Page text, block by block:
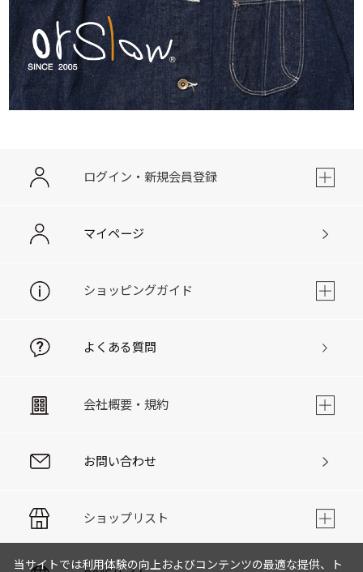
ログイン・新規会員登録
マイページ
ショッピングガイド
よくある質問
会社概要・規約
お問い合わせ
ショップリスト
当サイトでは利用体験の向上およびコンテンツの最適な提供、ト